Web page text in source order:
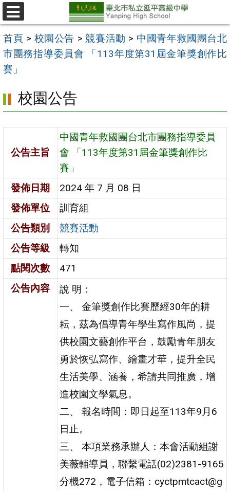
跳
至
主
要
內
選
單
首頁 > 校園公告 >競賽活動 > 中國青年救國團台北
市團務指導委員會 「113年度第31屆金筆獎創作比
賽」
校園公告
公告主旨
中國青年救國團台北市團務指導委員
會 「113年度第31屆金筆獎創作比
賽」
發佈日期
2024 年 7 月 08 日
發佈單位
訓育組
公告類別
競賽活動
公告等級
轉知
點閱次數
471
公告內容
說 明：
一、 金筆獎創作比賽歷經30年的耕
耘，茲為倡導青年學生寫作風尚，提
供校園文藝創作平台，鼓勵青年朋友
勇於恢弘寫作、繪畫才華，提升全民
生活美學、涵養，希請共同推廣，增
進校園文學氣息。
二、 報名時間：即日起至113年9月6
日止。
三、 本項業務承辦人：本會活動組謝
美薇輔導員，聯繫電話(02)2381-9165
分機272，電子信箱：cyctpmtcact@g